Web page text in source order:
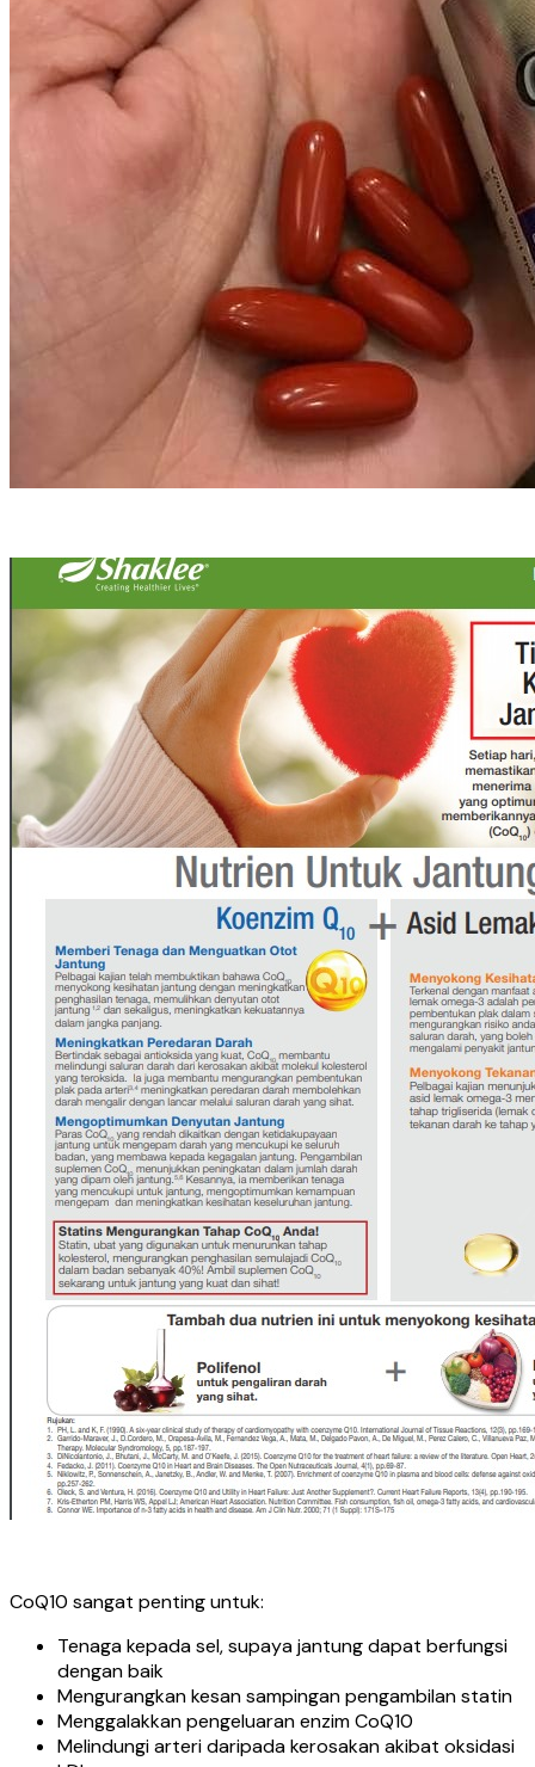
CoQ10 sangat penting untuk:
Tenaga kepada sel, supaya jantung dapat berfungsi
dengan baik
Mengurangkan kesan sampingan pengambilan statin
Menggalakkan pengeluaran enzim CoQ10
Melindungi arteri daripada kerosakan akibat oksidasi